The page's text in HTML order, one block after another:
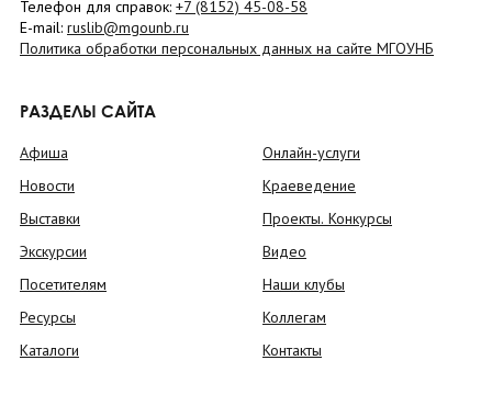
Телефон для справок: +7 (8152) 45-08-58
E-mail: ruslib@mgounb.ru
Политика обработки персональных данных на сайте МГОУНБ
РАЗДЕЛЫ САЙТА
Афиша
Новости
Выставки
Экскурсии
Посетителям
Ресурсы
Каталоги
Онлайн-услуги
Краеведение
Проекты. Конкурсы
Видео
Наши клубы
Коллегам
Контакты